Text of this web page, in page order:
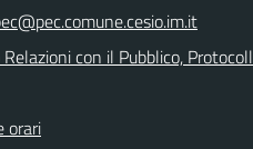
con il Pubblico, Protocoll
orari